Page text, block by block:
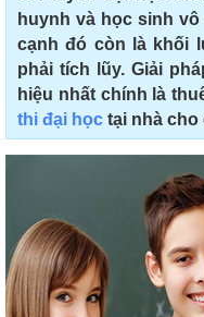
huynh và học sinh
cạnh đó còn là khối
phải tích lũy. Giải
hiệu nhất chính là
thi đại học tại nhà cho